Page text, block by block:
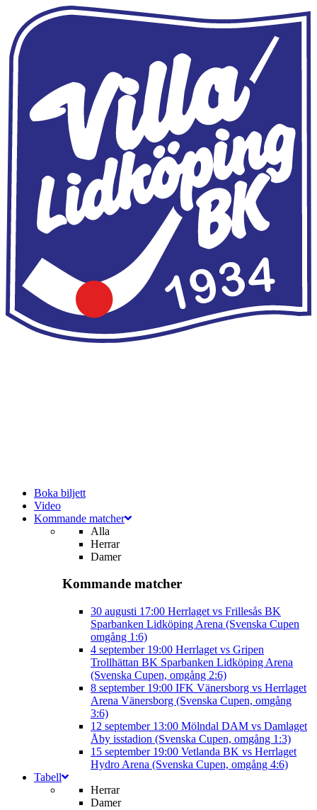
Boka biljett
Video
Kommande matcher
Alla
Herrar
Damer
Kommande matcher
30 augusti 17:00 Herrlaget vs Frillesås BK
Sparbanken Lidköping Arena (Svenska Cupen
omgång 1:6)
4 september 19:00 Herrlaget vs Gripen
Trollhättan BK Sparbanken Lidköping Arena
(Svenska Cupen, omgång 2:6)
8 september 19:00 IFK Vänersborg vs Herrlaget
Arena Vänersborg (Svenska Cupen, omgång
3:6)
12 september 13:00 Mölndal DAM vs Damlaget
Åby isstadion (Svenska Cupen, omgång 1:3)
15 september 19:00 Vetlanda BK vs Herrlaget
Hydro Arena (Svenska Cupen, omgång 4:6)
Tabell
Herrar
Damer